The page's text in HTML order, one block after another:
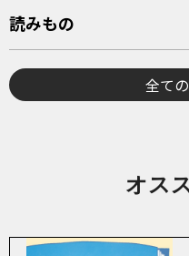
読みもの
全て
オス